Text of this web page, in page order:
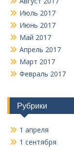
Июль 2017
Июнь 2017
Май 2017
Апрель 2017
Март 2017
Февраль 2017
Рубрики
1 апреля
1 сентября